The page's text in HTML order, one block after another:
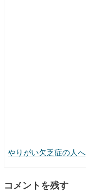
やりがい欠乏症の人へ
コメントを残す